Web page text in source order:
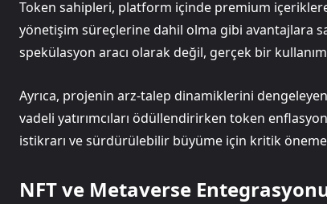
Token sahipleri, platform içinde premium
yönetişim süreçlerine dahil olma gibi avantajlara
spekülasyon aracı olarak değil, gerçek bir
Ayrıca, projenin arz-talep dinamiklerini
vadeli yatırımcıları ödüllendirirken token
istikrarı ve sürdürülebilir büyüme için kritik
NFT ve Metaverse